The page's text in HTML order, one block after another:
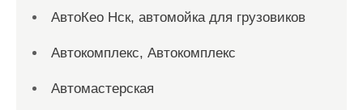
АвтоКео Нск, автомойка для грузовиков
Автокомплекс, Автокомплекс
Автомастерская